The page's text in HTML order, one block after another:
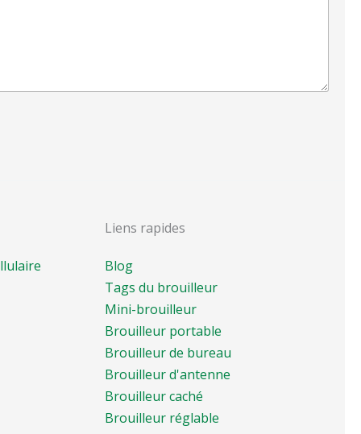
Liens rapides
Blog
Tags du brouilleur
Mini-brouilleur
Brouilleur portable
Brouilleur de bureau
Brouilleur d'antenne
Brouilleur caché
Brouilleur réglable